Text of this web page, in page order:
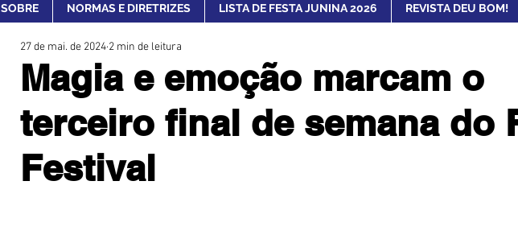
SOBRE NORMAS E DIRETRIZES LISTA DE FESTA JUNINA 2026 REVISTA DEU BOM!
Magia e emoção marcam o
terceiro final de semana do
Festival
27 de mai. de 2024 2 min de leitura